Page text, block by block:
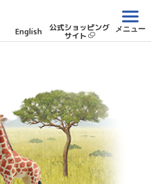
English 公式ショッピング
サイト
メニュー